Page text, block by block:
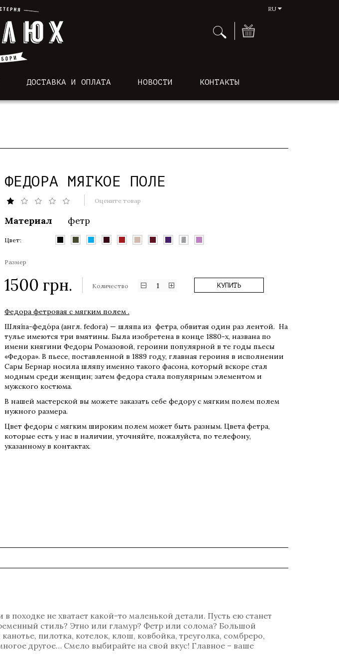
RU
ДОСТАВКА И ОПЛАТА НОВОСТИ КОНТАКТЫ
ФЕДОРА МЯГКОЕ ПОЛЕ
Оцените товар
Материал фетр
Цвет:
Размер
1500 грн. Количество 1 КУПИТЬ
Федора фетровая с мягким полем .
Шля́па-федо́ра (англ. fedora) — шляпа из фетра, обвитая один раз лентой. На
тулье имеются три вмятины. Была изобретена в конце 1880-х, названа по
имени княгини Федоры Ромазовой, героини популярной в те годы пьесы
«Федора». В пьесе, поставленной в 1889 году, главная героиня в исполнении
Сары Бернар носила шляпу именно такого фасона, который вскоре стал
модным среди женщин; затем федора стала популярным элементом и
мужского костюма.
В нашей мастерской вы можете заказать себе федору с мягким полем полем
нужного размера.
Цвет федоры с мягким широким полем может быть разным. Цвета фетра,
которые есть у нас в наличии, уточняйте, пожалуйста, по телефону,
указанному в контактах.
походке не хватает какой-то маленькой детали. Пусть ею станет
стиль? Этно или гламур? Фетр или солома? Большой
пилотка, котелок, клош, ковбойка, треуголка, сомбреро,
другое… Смело выбирайте на свой вкус! Главное – ваше